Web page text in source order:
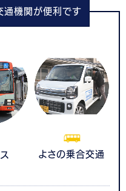
通機関が便利です
よさの乗合交通